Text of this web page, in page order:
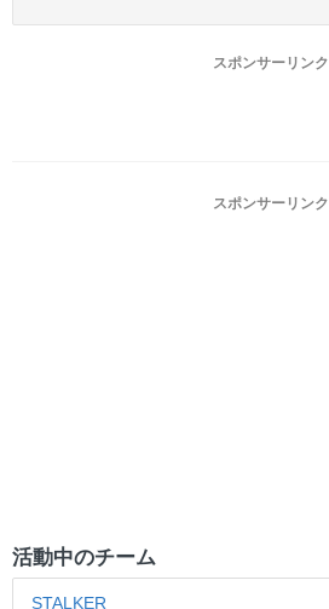
スポンサーリンク
スポンサーリンク
活動中のチーム
STALKER